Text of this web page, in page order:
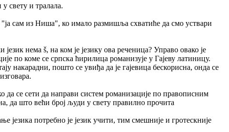
свету и тралала.
сам из Ниша", ко имало размишља схватиће да смо уствари
нема š, на ком је језику ова реченица? Управо овако је
по коме се српска ћирилица романизује у Гајеву латиницу.
накарадни, пошто се увиђа да је гајевица бескорисна, онда се
да се сети да направи систем романизације по правописним
да што већи број људи у свету правилно прочита
језика потребно је језик учити, тим смешније и гротескније